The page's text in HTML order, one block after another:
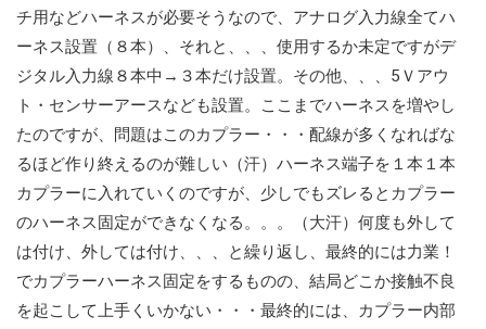
チ用などハーネスが必要そうなので、アナログ入力線全てハ
ーネス設置（８本）、それと、、、使用するか未定ですがデ
ジタル入力線８本中→３本だけ設置。その他、、、5Ｖアウ
ト・センサーアースなども設置。ここまでハーネスを増やし
たのですが、問題はこのカプラー・・・配線が多くなればな
るほど作り終えるのが難しい（汗）ハーネス端子を１本１本
カプラーに入れていくのですが、少しでもズレるとカプラー
のハーネス固定ができなくなる。。。（大汗）何度も外して
は付け、外しては付け、、、と繰り返し、最終的には力業！
でカプラーハーネス固定をするものの、結局どこか接触不良
を起こして上手くいかない・・・最終的には、カプラー内部